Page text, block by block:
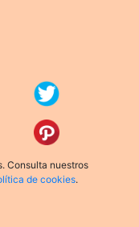
Consulta nuestros
de cookies.